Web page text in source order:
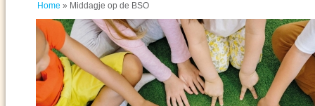
Home » Middagje op de BSO